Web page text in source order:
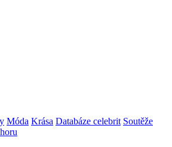
Móda Krása Databáze celebrit Soutěže